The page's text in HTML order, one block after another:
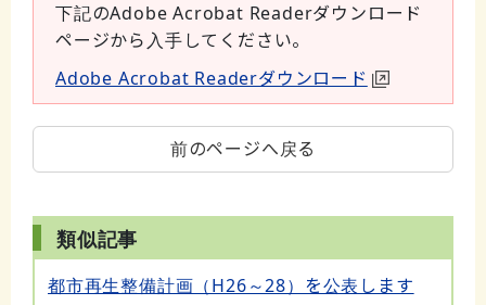
下記のAdobe Acrobat Readerダウンロード
ページから入手してください。
Adobe Acrobat Readerダウンロード
前のページへ戻る
類似記事
都市再生整備計画（H26～28）を公表します